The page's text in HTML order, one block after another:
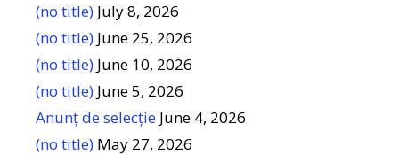
(no title) July 8, 2026
(no title) June 25, 2026
(no title) June 10, 2026
(no title) June 5, 2026
Anunț de selecție June 4, 2026
(no title) May 27, 2026